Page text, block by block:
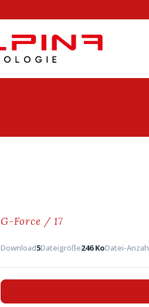
G-Force / 17
Download5Dateigröße246 KoDatei-